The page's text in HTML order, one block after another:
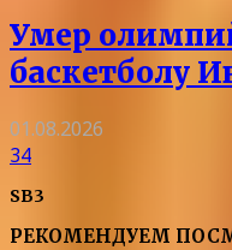
Умер
баскетболу
01.08.2026
34
SB3
РЕКОМЕНДУЕМ